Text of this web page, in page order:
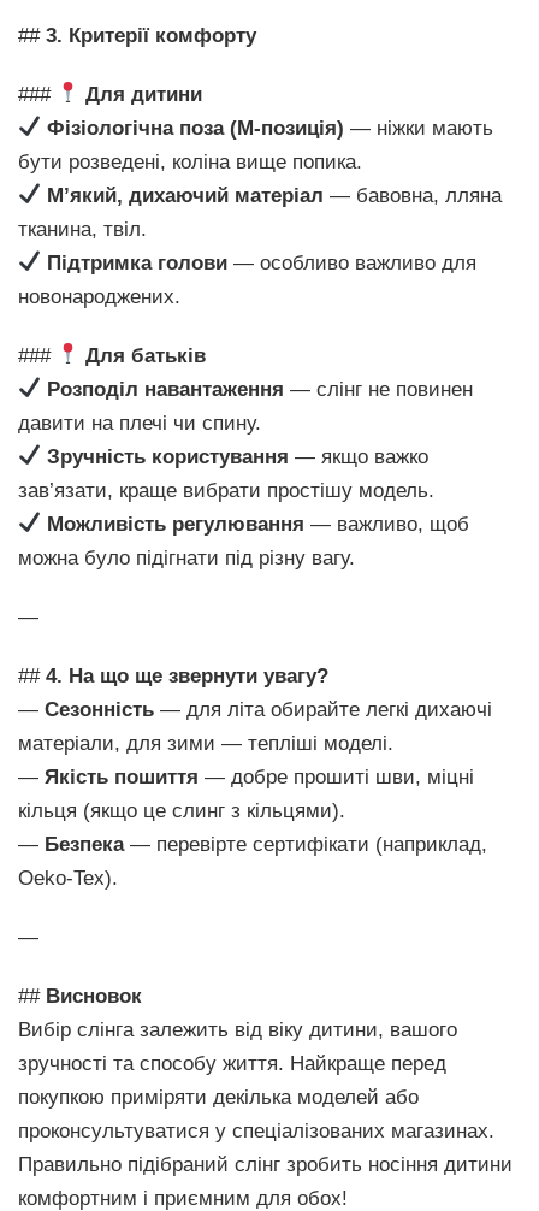
## 3. Критерії комфорту
###
Для дитини
Фізіологічна поза (М-позиція) — ніжки мають
бути розведені, коліна вище попика.
М’який, дихаючий матеріал — бавовна, лляна
тканина, твіл.
Підтримка голови — особливо важливо для
новонароджених.
###
Для батьків
Розподіл навантаження — слінг не повинен
давити на плечі чи спину.
Зручність користування — якщо важко
зав’язати, краще вибрати простішу модель.
Можливість регулювання — важливо, щоб
можна було підігнати під різну вагу.
—
## 4. На що ще звернути увагу?
— Сезонність — для літа обирайте легкі дихаючі
матеріали, для зими — тепліші моделі.
— Якість пошиття — добре прошиті шви, міцні
кільця (якщо це слинг з кільцями).
— Безпека— перевірте сертифікати (наприклад,
Oeko-Tex).
—
## Висновок
Вибір слінга залежить від віку дитини, вашого
зручності та способу життя. Найкраще перед
покупкою приміряти декілька моделей або
проконсультуватися у спеціалізованих магазинах.
Правильно підібраний слінг зробить носіння дитини
комфортним і приємним для обох!